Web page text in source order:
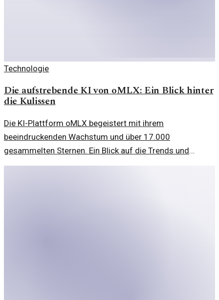
Technologie
Die aufstrebende KI von oMLX: Ein Blick hinter
die Kulissen
Die KI-Plattform oMLX begeistert mit ihrem
beeindruckenden Wachstum und über 17.000
gesammelten Sternen. Ein Blick auf die Trends und
technologischen Entwicklungen auf Apple Silicon.